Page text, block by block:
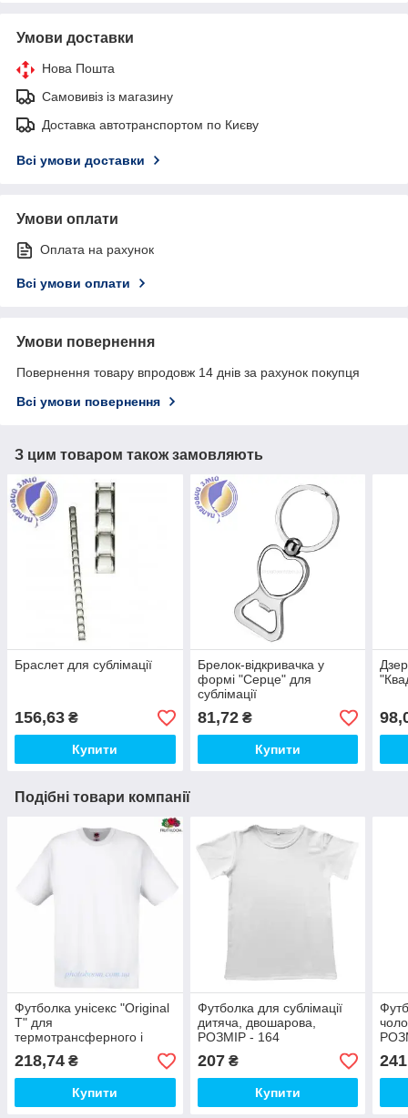
Умови доставки
Нова Пошта
Самовивіз із магазину
Доставка автотранспортом по Києву
Всі умови доставки
Умови оплати
Оплата на рахунок
Всі умови оплати
Умови повернення
Повернення товару впродовж 14 днів за рахунок покупця
Всі умови повернення
З цим товаром також замовляють
Браслет для сублімації
156,63 ₴
Купити
Брелок-відкривачка у
формі "Серце" для
сублімації
81,72₴
Купити
Подібні товари компанії
Футболка унісекс "Original
T" для
термотрансферного і
прямого друку, біла Розмір
XXL
218,74 ₴
Купити
Футболка для сублімації
дитяча, двошарова,
РОЗМІР - 164
207₴
Купити
241